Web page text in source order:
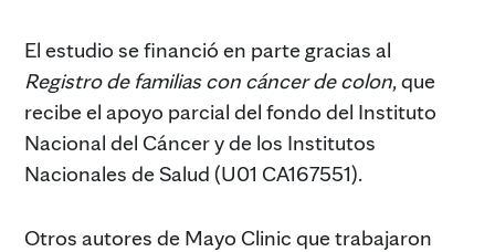
El estudio se financió en parte gracias al
Registro de familias con cáncer de colon, que
recibe el apoyo parcial del fondo del Instituto
Nacional del Cáncer y de los Institutos
Nacionales de Salud (U01 CA167551).
Otros autores de Mayo Clinic que trabajaron